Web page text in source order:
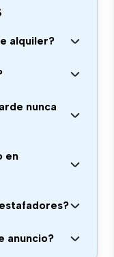
alquiler?
nunca
en
anuncio?